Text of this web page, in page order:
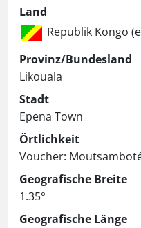
Land
Republik Kongo
Provinz/Bundesland
Likouala
Stadt
Epena Town
Örtlichkeit
Voucher:
Geografische Breite
1.35°
Geografische Länge